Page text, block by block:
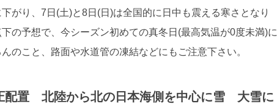
がり、7日(土)と8日(日)は全国的に日中も震える寒さとなり
の予想で、今シーズン初めての真冬日(最高気温が0度未満)に
のこと、路面や水道管の凍結などにもご注意下さい。
配置 北陸から北の日本海側を中心に雪 大雪に